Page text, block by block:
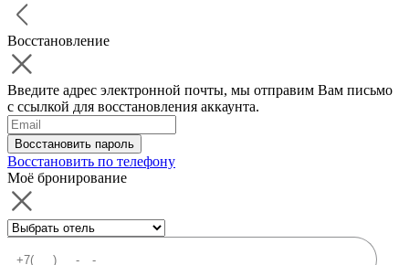
Восстановление
Введите адрес электронной почты, мы отправим Вам письмо
с ссылкой для восстановления аккаунта.
Восстановить пароль
Восстановить по телефону
Моё бронирование